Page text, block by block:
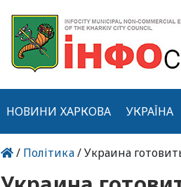
НОВИНИ ХАРКОВА УКРАЇНА
/ Політика/ Украина